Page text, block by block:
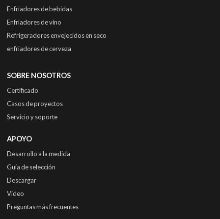
Enfriadores de bebidas
Enfriadores de vino
Refrigeradores envejecidos en seco
enfriadores de cerveza
SOBRE NOSOTROS
Certificado
Casos de proyectos
Servicio y soporte
APOYO
Desarrollo a la medida
Guía de selección
Descargar
Video
Preguntas más frecuentes